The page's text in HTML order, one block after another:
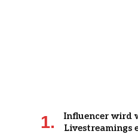
Influencer wird
Livestreamings